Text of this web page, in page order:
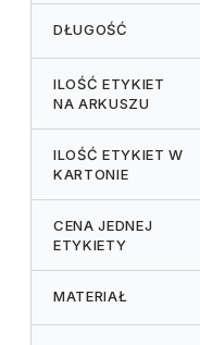
DŁUGOŚĆ
ILOŚĆ ETYKIET
NA ARKUSZU
ILOŚĆ ETYKIET W
KARTONIE
CENA JEDNEJ
ETYKIETY
MATERIAŁ